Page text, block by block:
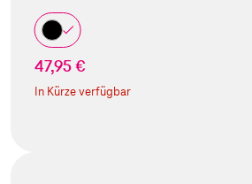
47,95 €
In Kürze verfügbar